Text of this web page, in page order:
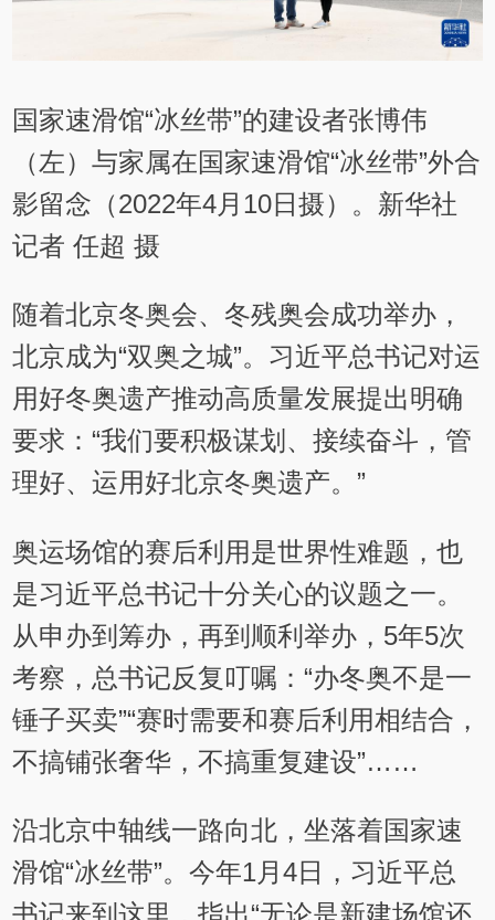
国家速滑馆“冰丝带”的建设者张博伟
（左）与家属在国家速滑馆“冰丝带”外合
影留念（2022年4月10日摄）。新华社
记者 任超 摄
随着北京冬奥会、冬残奥会成功举办，
北京成为“双奥之城”。习近平总书记对运
用好冬奥遗产推动高质量发展提出明确
要求：“我们要积极谋划、接续奋斗，管
理好、运用好北京冬奥遗产。”
奥运场馆的赛后利用是世界性难题，也
是习近平总书记十分关心的议题之一。
从申办到筹办，再到顺利举办，5年5次
考察，总书记反复叮嘱：“办冬奥不是一
锤子买卖”“赛时需要和赛后利用相结合，
不搞铺张奢华，不搞重复建设”……
沿北京中轴线一路向北，坐落着国家速
滑馆“冰丝带”。今年1月4日，习近平总
书记来到这里，指出“无论是新建场馆还